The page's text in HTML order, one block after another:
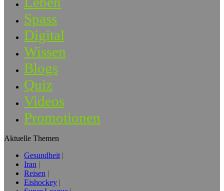
Spass
Digital
Wissen
Blogs
Quiz
Videos
Promotionen
Aktuelle Themen
Gesundheit
Iran
Reisen
Eishockey